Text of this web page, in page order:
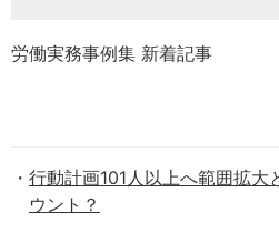
労働実務事例集 新着記事
行動計画101人以上へ範囲拡大
ウント？